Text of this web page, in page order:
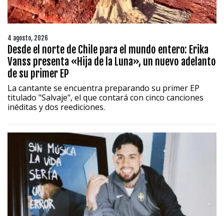
4 agosto, 2026
Desde el norte de Chile para el mundo entero: Erika
Vanss presenta «Hija de la Luna», un nuevo adelanto
de su primer EP
La cantante se encuentra preparando su primer EP
titulado "Salvaje", el que contará con cinco canciones
inéditas y dos reediciones.